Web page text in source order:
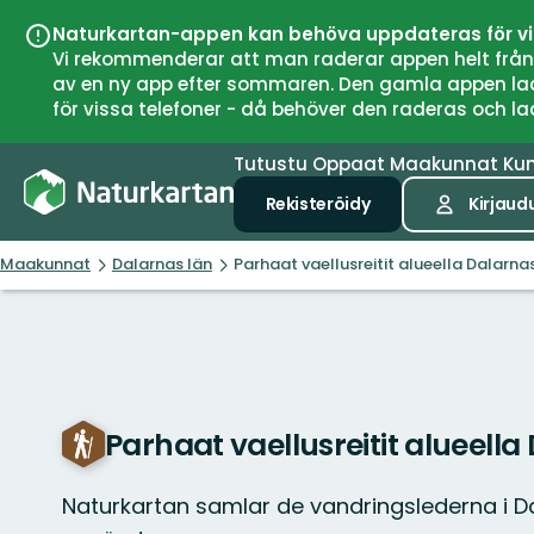
Naturkartan-appen kan behöva uppdateras för
Vi rekommenderar att man raderar appen helt
av en ny app efter sommaren. Den gamla
för vissa telefoner - då behöver den raderas och
Tutustu Oppaat Maakunnat
Rekisteröidy
Maakunnat Dalarnas län Parhaat vaellusreitit alueella
Parhaat vaellusreitit alueella
Naturkartan samlar de vandringslederna i